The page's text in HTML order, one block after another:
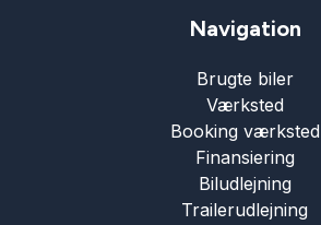
Navigation
Brugte biler
Værksted
Booking værksted
Finansiering
Biludlejning
Trailerudlejning